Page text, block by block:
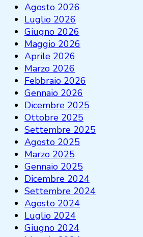
Agosto 2026
Luglio 2026
Giugno 2026
Maggio 2026
Aprile 2026
Marzo 2026
Febbraio 2026
Gennaio 2026
Dicembre 2025
Ottobre 2025
Settembre 2025
Agosto 2025
Marzo 2025
Gennaio 2025
Dicembre 2024
Settembre 2024
Agosto 2024
Luglio 2024
Giugno 2024